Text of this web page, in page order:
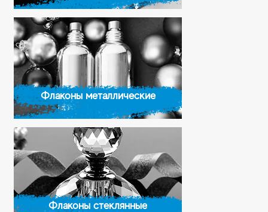
Флаконы металлические
Флаконы стеклянные